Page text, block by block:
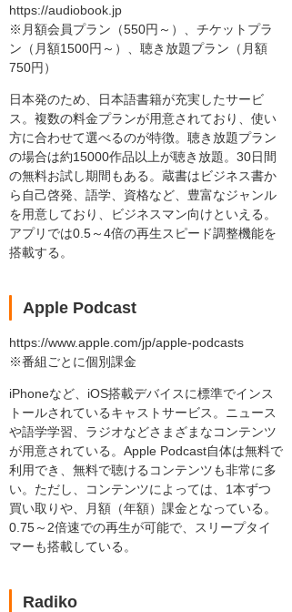
https://audiobook.jp
※月額会員プラン（550円～）、チケットプラ
ン（月額1500円～）、聴き放題プラン（月額
750円）
日本発のため、日本語書籍が充実したサービ
ス。複数の料金プランが用意されており、使い
方に合わせて選べるのが特徴。聴き放題プラン
の場合は約15000作品以上が聴き放題。30日間
の無料お試し期間もある。蔵書はビジネス書か
ら自己啓発、語学、資格など、豊富なジャンル
を用意しており、ビジネスマン向けといえる。
アプリでは0.5～4倍の再生スピード調整機能を
搭載する。
Apple Podcast
https://www.apple.com/jp/apple-podcasts
※番組ごとに個別課金
iPhoneなど、iOS搭載デバイスに標準でインス
トールされているキャストサービス。ニュース
や語学学習、ラジオなどさまざまなコンテンツ
が用意されている。Apple Podcast自体は無料で
利用でき、無料で聴けるコンテンツも非常に多
い。ただし、コンテンツによっては、1本ずつ
買い取りや、月額（年額）課金となっている。
0.75～2倍速での再生が可能で、スリープタイ
マーも搭載している。
Radiko